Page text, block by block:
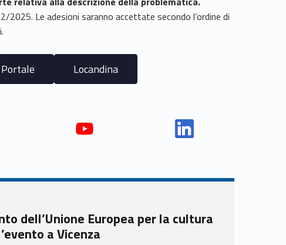
Le adesioni saranno accettate secondo l’ordine di
Locandina
Unio
e
Ven
Unio
e
dell’Unione Europea per la cultura
a Vicenza